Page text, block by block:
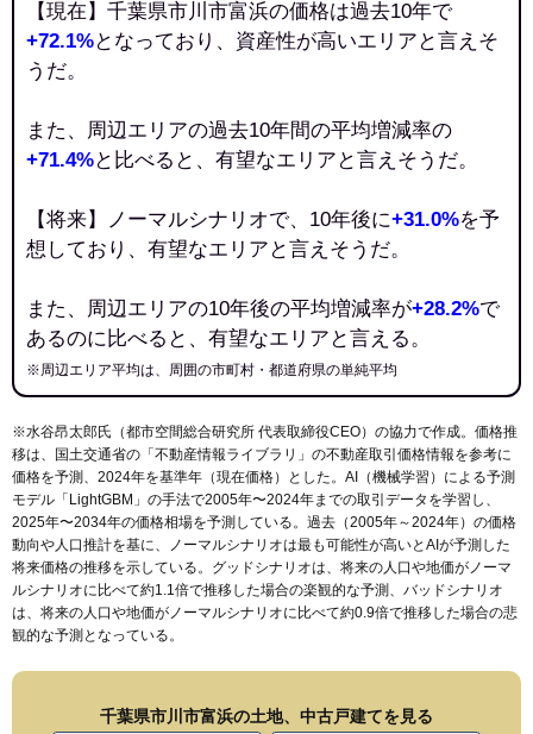
【現在】千葉県市川市富浜の価格は過去10年で
+72.1%となっており、資産性が高いエリアと言えそ
うだ。
また、周辺エリアの過去10年間の平均増減率の
+71.4%と比べると、有望なエリアと言えそうだ。
【将来】ノーマルシナリオで、10年後に+31.0%を予
想しており、有望なエリアと言えそうだ。
また、周辺エリアの10年後の平均増減率が+28.2%で
あるのに比べると、有望なエリアと言える。
※周辺エリア平均は、周囲の市町村・都道府県の単純平均
※水谷昂太郎氏（都市空間総合研究所 代表取締役CEO）の協力で作成。価格推
移は、国土交通省の「 不動産情報ライブラリ 」の不動産取引価格情報を参考に
価格を予測、2024年を基準年（現在価格）とした。AI（機械学習）による予測
モデル「LightGBM」の手法で2005年〜2024年までの取引データを学習し、
2025年〜2034年の価格相場を予測している。過去（2005年～2024年）の価格
動向や人口推計を基に、ノーマルシナリオは最も可能性が高いとAIが予測した
将来価格の推移を示している。グッドシナリオは、将来の人口や地価がノーマ
ルシナリオに比べて約1.1倍で推移した場合の楽観的な予測、バッドシナリオ
は、将来の人口や地価がノーマルシナリオに比べて約0.9倍で推移した場合の悲
観的な予測となっている。
千葉県市川市富浜の土地、中古戸建てを見る